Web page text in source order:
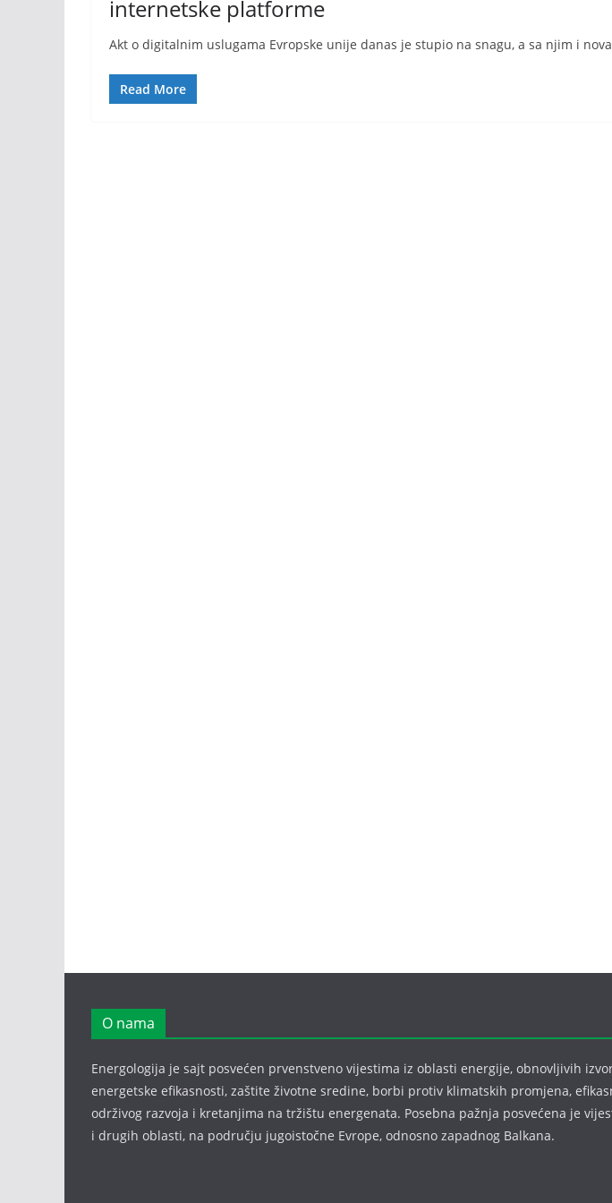
internetske platforme
Akt o digitalnim uslugama Evropske unije danas je stupio na snagu, a sa njim i
Read More
O nama
Energologija je sajt posvećen prvenstveno vijestima iz oblasti energije, obnovljivih
energetske efikasnosti, zaštite životne sredine, borbi protiv klimatskih promjena,
održivog razvoja i kretanjima na tržištu energenata. Posebna pažnja posvećena je
i drugih oblasti, na području jugoistočne Evrope, odnosno zapadnog Balkana.